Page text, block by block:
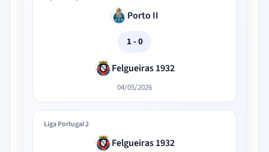
Porto II
1 - 0
Felgueiras 1932
04/05/2026
Liga Portugal 2
Felgueiras 1932